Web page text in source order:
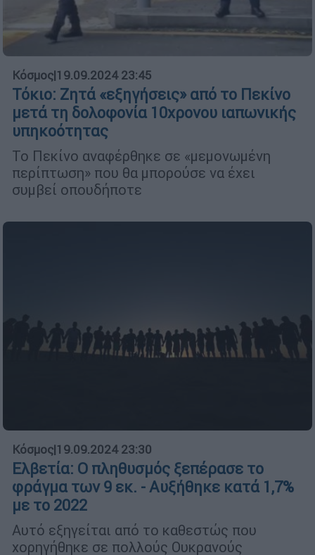
Κόσμος|19.09.2024 23:45
Τόκιο: Ζητά «εξηγήσεις» από το Πεκίνο
μετά τη δολοφονία 10χρονου ιαπωνικής
υπηκοότητας
Το Πεκίνο αναφέρθηκε σε «μεμονωμένη
περίπτωση» που θα μπορούσε να έχει
συμβεί οπουδήποτε
Κόσμος|19.09.2024 23:30
Ελβετία: Ο πληθυσμός ξεπέρασε το
φράγμα των 9 εκ. - Αυξήθηκε κατά 1,7%
με το 2022
Αυτό εξηγείται από το καθεστώς που
χορηγήθηκε σε πολλούς Ουκρανούς